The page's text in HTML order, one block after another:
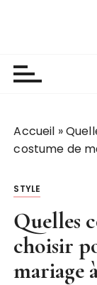
Accueil »
costume de
STYLE
Quelles
choisir
mariage